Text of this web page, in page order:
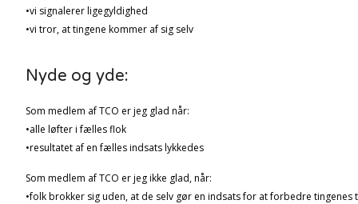
•vi signalerer ligegyldighed
•vi tror, at tingene kommer af sig selv
Nyde og yde:
Som medlem af TCO er jeg glad når:
•alle løfter i fælles flok
•resultatet af en fælles indsats lykkedes
Som medlem af TCO er jeg ikke glad, når:
•folk brokker sig uden, at de selv gør en indsats for at forbedre tingenes